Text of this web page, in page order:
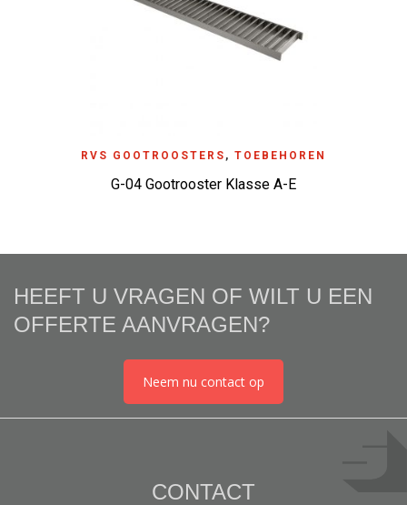
RVS GOOTROOSTERS , TOEBEHOREN
G-04 Gootrooster Klasse A-E
HEEFT U VRAGEN OF WILT U EEN
OFFERTE AANVRAGEN?
Neem nu contact op
CONTACT